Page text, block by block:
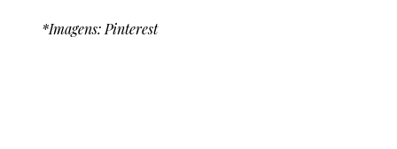
*Imagens: Pinterest